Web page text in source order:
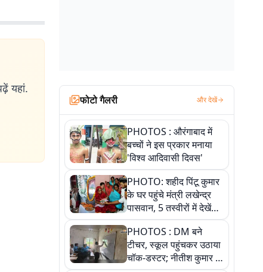
यहां.
फोटो गैलरी और देखें
PHOTOS : औरंगाबाद में
बच्चों ने इस प्रकार मनाया
'विश्व आदिवासी दिवस'
PHOTO: शहीद पिंटू कुमार
के घर पहुंचे मंत्री लखेन्द्र
पासवान, 5 तस्वीरों में देखें
उस भावुक पल की पूरी
कहानी
PHOTOS : DM बने
टीचर, स्कूल पहुंचकर उठाया
चॉक-डस्टर; नीतीश कुमार के